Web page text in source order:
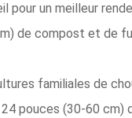
pour un meilleur
de compost et de
familiales de
pouces (30-60 cm)